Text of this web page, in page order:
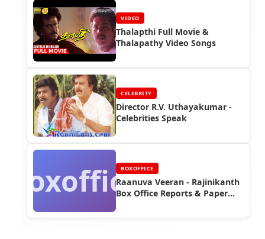
VIDEO
Thalapthi Full Movie &
Thalapathy Video Songs
CELEBRITY
Director R.V. Uthayakumar -
Celebrities Speak
Boxoffice
BOXOFFICE
Raanuva Veeran - Rajinikanth
Box Office Reports & Paper